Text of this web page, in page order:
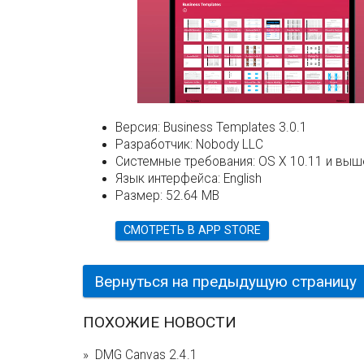
Версия: Business Templates 3.0.1
Разработчик: Nobody LLC
Системные требования: OS X 10.11 и
Язык интерфейса: English
Размер: 52.64 MB
СМОТРЕТЬ В APP STORE
Вернуться на предыдущую страницу
ПОХОЖИЕ НОВОСТИ
DMG Canvas 2.4.1